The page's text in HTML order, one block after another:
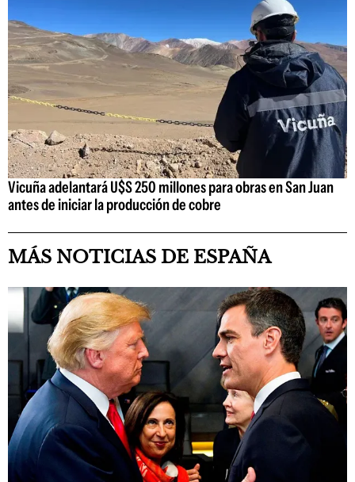
Vicuña adelantará U$S 250 millones para obras en San Juan
antes de iniciar la producción de cobre
MÁS NOTICIAS DE ESPAÑA